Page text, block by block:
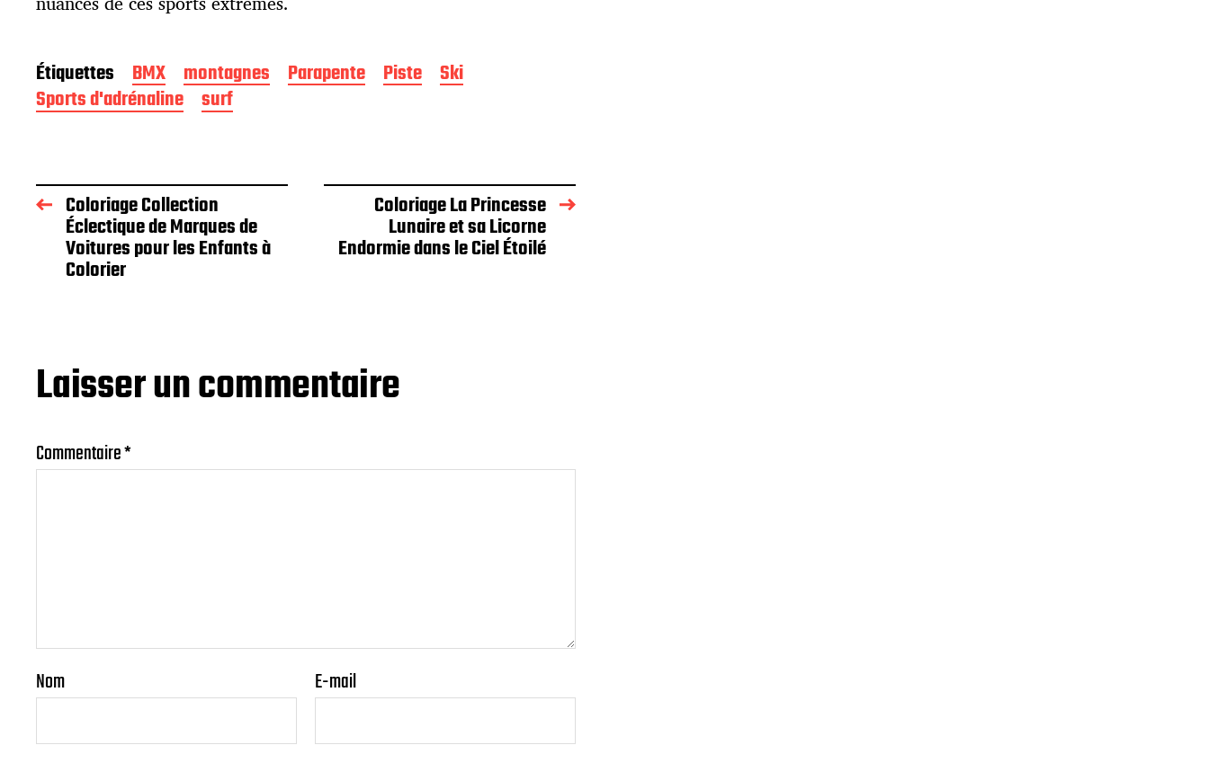
n
Étiquettes BMX montagnes Parapente Piste Ski
Sports d'adrénaline surf
Coloriage Collection
Éclectique de Marques de
Voitures pour les Enfants à
Colorier
Coloriage La Princesse
Lunaire et sa Licorne
Endormie dans le Ciel Étoilé
Laisser un commentaire
Commentaire*
Nom E-mail